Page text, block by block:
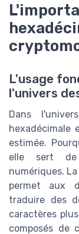
L'usage
l'univers
Dans
hexadécimale
estimée.
elle sert de
numériques.
permet aux
traduire des
caractères
composés de